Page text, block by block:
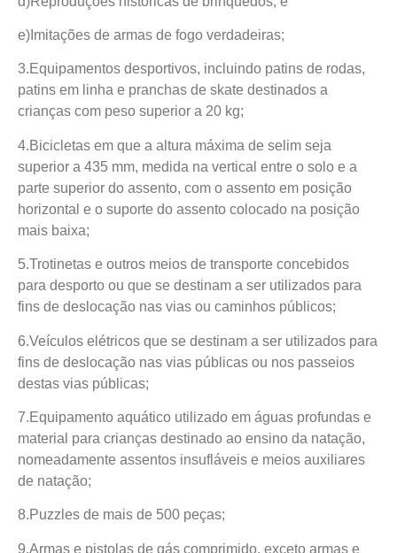
e)Imitações de armas de fogo verdadeiras;
3.Equipamentos desportivos, incluindo patins de rodas,
patins em linha e pranchas de skate destinados a
crianças com peso superior a 20 kg;
4.Bicicletas em que a altura máxima de selim seja
superior a 435 mm, medida na vertical entre o solo e a
parte superior do assento, com o assento em posição
horizontal e o suporte do assento colocado na posição
mais baixa;
5.Trotinetas e outros meios de transporte concebidos
para desporto ou que se destinam a ser utilizados para
fins de deslocação nas vias ou caminhos públicos;
6.Veículos elétricos que se destinam a ser utilizados para
fins de deslocação nas vias públicas ou nos passeios
destas vias públicas;
7.Equipamento aquático utilizado em águas profundas e
material para crianças destinado ao ensino da natação,
nomeadamente assentos insufláveis e meios auxiliares
de natação;
8.Puzzles de mais de 500 peças;
9.Armas e pistolas de gás comprimido, exceto armas e